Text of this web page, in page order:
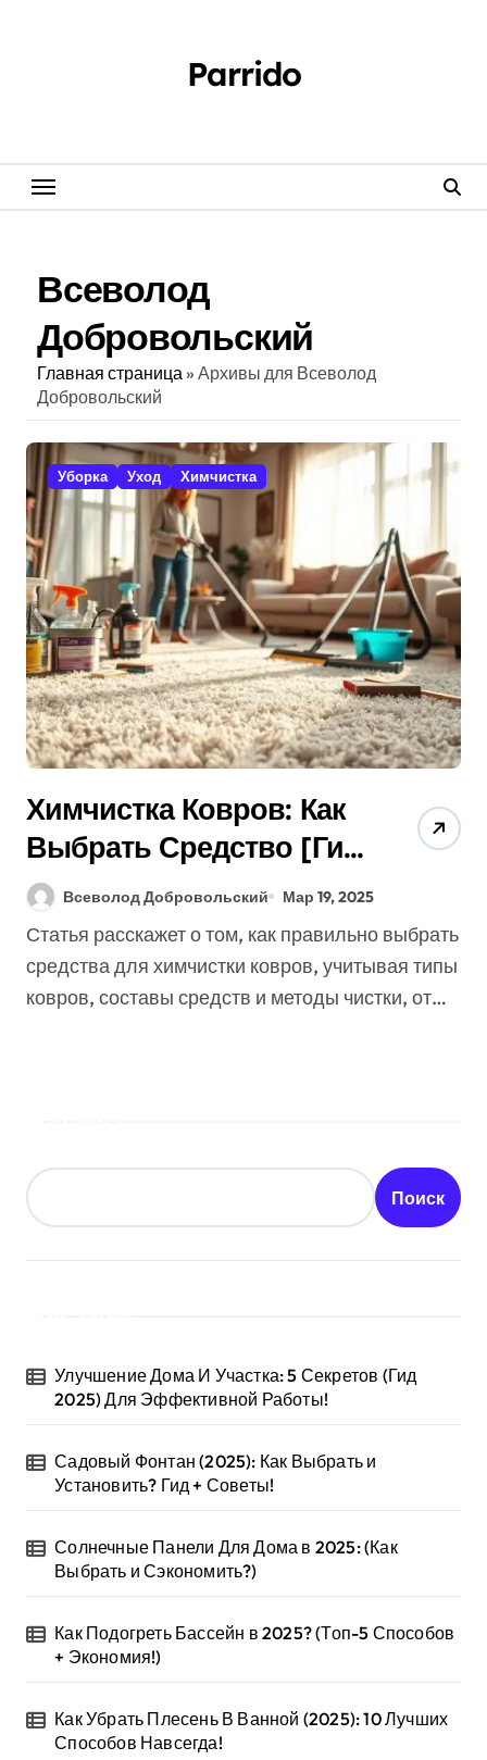
Parrido
Всеволод
Добровольский
Главная страница» Архивы для Всеволод
Добровольский
Уборка Уход Химчистка
Химчистка Ковров: Как
Выбрать Средство [Гид
2025] Без Ошибок?
Всеволод Добровольский Мар 19, 2025
Статья расскажет о том, как правильно выбрать
средства для химчистки ковров, учитывая типы
ковров, составы средств и методы чистки, от…
Поиск
Улучшение Дома И Участка: 5 Секретов (Гид
2025) Для Эффективной Работы!
Садовый Фонтан (2025): Как Выбрать и
Установить? Гид + Советы!
Солнечные Панели Для Дома в 2025: (Как
Выбрать и Сэкономить?)
Как Подогреть Бассейн в 2025? (Топ-5 Способов
+ Экономия!)
Как Убрать Плесень В Ванной (2025): 10 Лучших
Способов Навсегда!